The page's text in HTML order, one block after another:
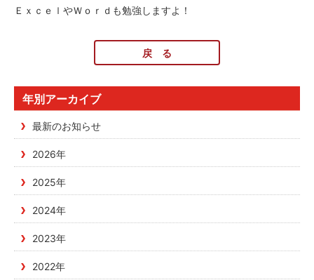
ＥｘｃｅｌやＷｏｒｄも勉強しますよ！
戻 る
年別アーカイブ
最新のお知らせ
2026年
2025年
2024年
2023年
2022年